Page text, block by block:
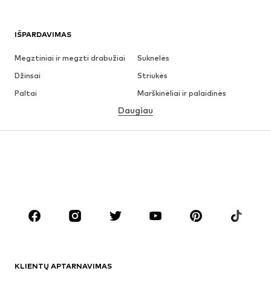
IŠPARDAVIMAS
Megztiniai ir megzti drabužiai
Suknelės
Džinsai
Striukės
Paltai
Marškinėliai ir palaidinės
Apatiniai
Sijonai
Palaidinės ir tunikos
Aksesuarai
Premium
Naujienos
Daugiau
KLIENTŲ APTARNAVIMAS